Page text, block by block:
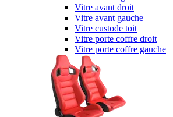
Vitre avant droit
Vitre avant gauche
Vitre custode toit
Vitre porte coffre droit
Vitre porte coffre gauche